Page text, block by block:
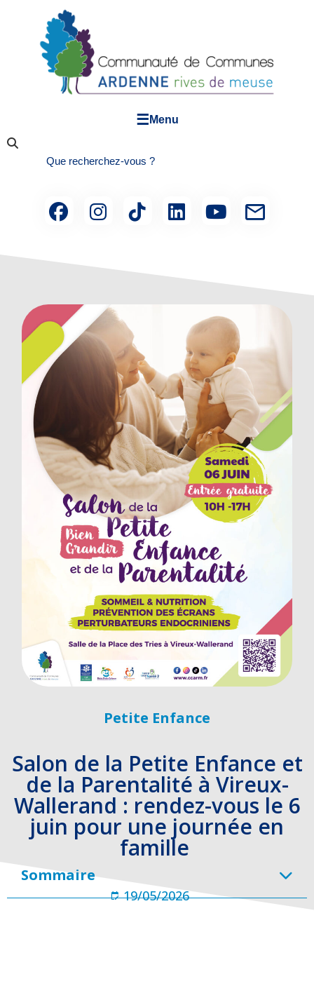
☰ Menu
Petite Enfance
Salon de la Petite Enfance et
de la Parentalité à Vireux-
Wallerand : rendez-vous le 6
juin pour une journée en
famille
19/05/2026
Sommaire